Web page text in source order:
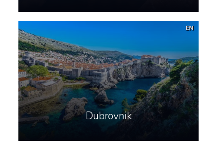
Dubrovnik
EN